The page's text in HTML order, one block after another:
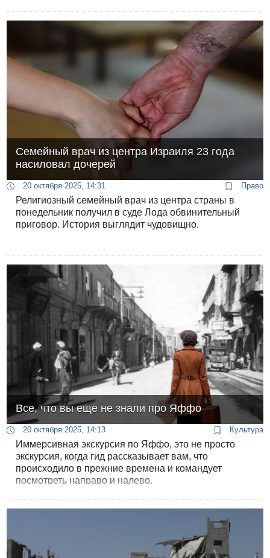
Семейный врач из центра Израиля 23 года
насиловал дочерей
20 октября 2025, 14:31 Право
Религиозный семейный врач из центра страны в
понедельник получил в суде Лода обвинительный
приговор. История выглядит чудовищно.
Все, что вы еще не знали про Яффо
20 октября 2025, 14:13 Культура
Иммерсивная экскурсия по Яффо, это не просто
экскурсия, когда гид рассказывает вам, что
происходило в прежние времена и командует
посмотреть направо и налево.